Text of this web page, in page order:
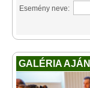
Esemény neve:
GALÉRIA